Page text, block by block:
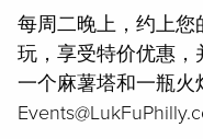
每周二晚上，约上您
玩，享受特价优惠，
一个麻薯塔和一瓶火